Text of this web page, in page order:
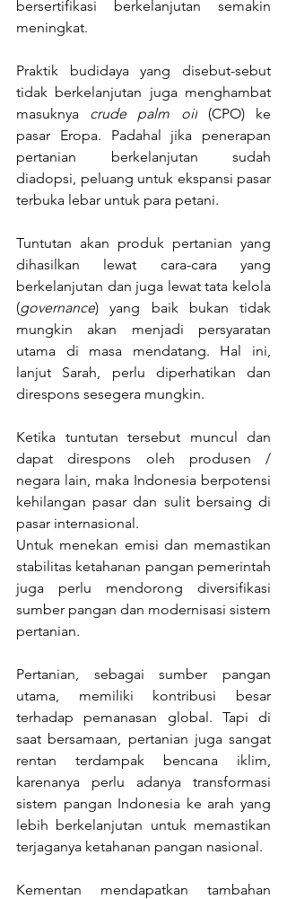
bersertifikasi berkelanjutan semakin
meningkat.
Praktik budidaya yang disebut-sebut
tidak berkelanjutan juga menghambat
masuknya crude palm oil (CPO) ke
pasar Eropa. Padahal jika penerapan
pertanian berkelanjutan sudah
diadopsi, peluang untuk ekspansi pasar
terbuka lebar untuk para petani.
Tuntutan akan produk pertanian yang
dihasilkan lewat cara-cara yang
berkelanjutan dan juga lewat tata kelola
(governance) yang baik bukan tidak
mungkin akan menjadi persyaratan
utama di masa mendatang. Hal ini,
lanjut Sarah, perlu diperhatikan dan
direspons sesegera mungkin.
Ketika tuntutan tersebut muncul dan
dapat direspons oleh produsen /
negara lain, maka Indonesia berpotensi
kehilangan pasar dan sulit bersaing di
pasar internasional.
Untuk menekan emisi dan memastikan
stabilitas ketahanan pangan pemerintah
juga perlu mendorong diversifikasi
sumber pangan dan modernisasi sistem
pertanian.
Pertanian, sebagai sumber pangan
utama, memiliki kontribusi besar
terhadap pemanasan global. Tapi di
saat bersamaan, pertanian juga sangat
rentan terdampak bencana iklim,
karenanya perlu adanya transformasi
sistem pangan Indonesia ke arah yang
lebih berkelanjutan untuk memastikan
terjaganya ketahanan pangan nasional.
Kementan mendapatkan tambahan